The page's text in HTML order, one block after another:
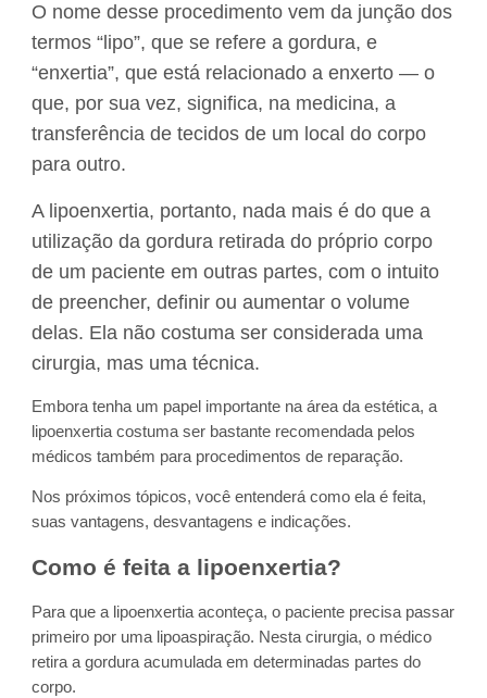
O nome desse procedimento vem da junção dos
termos “lipo”, que se refere a gordura, e
“enxertia”, que está relacionado a enxerto — o
que, por sua vez, significa, na medicina, a
transferência de tecidos de um local do corpo
para outro.
A lipoenxertia, portanto, nada mais é do que a
utilização da gordura retirada do próprio corpo
de um paciente em outras partes, com o intuito
de preencher, definir ou aumentar o volume
delas. Ela não costuma ser considerada uma
cirurgia, mas uma técnica.
Embora tenha um papel importante na área da estética, a
lipoenxertia costuma ser bastante recomendada pelos
médicos também para procedimentos de reparação.
Nos próximos tópicos, você entenderá como ela é feita,
suas vantagens, desvantagens e indicações.
Como é feita a lipoenxertia?
Para que a lipoenxertia aconteça, o paciente precisa passar
primeiro por uma lipoaspiração. Nesta cirurgia, o médico
retira a gordura acumulada em determinadas partes do
corpo.